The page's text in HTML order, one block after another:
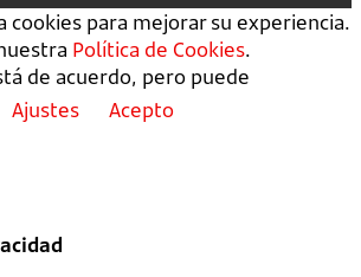
cookies para mejorar su experiencia.
Política de Cookies.
de acuerdo, pero puede
Ajustes Acepto